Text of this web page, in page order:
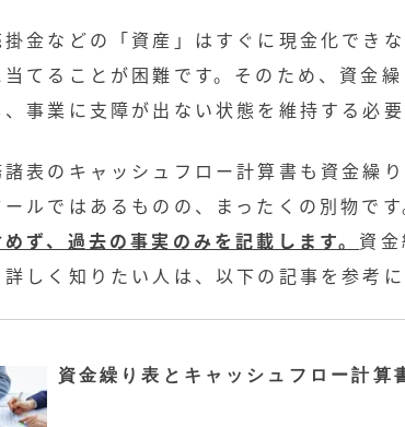
金などの「資産」はすぐに現金化でき
てることが困難です。そのため、資金
事業に支障が出ない状態を維持する必要
表のキャッシュフロー計算書も資金繰
ルではあるものの、まったくの別物です
ず、過去の事実のみを記載します。 資
しく知りたい人は、以下の記事を参考に
資金繰り表とキャッシュフロー計算